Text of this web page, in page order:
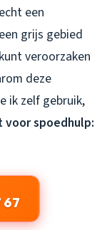
een
grijs gebied
veroorzaken
deze
ik zelf gebruik,
spoedhulp:
67